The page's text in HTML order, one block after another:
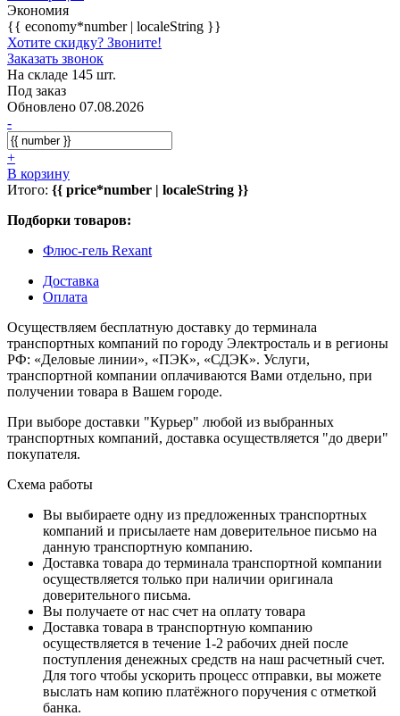
Экономия
{{ economy*number | localeString }}
Хотите скидку? Звоните!
Заказать звонок
На складе 145 шт.
Под заказ
Обновлено 07.08.2026
-
+
В корзину
Итого: {{ price*number | localeString }}
Подборки товаров:
Флюс-гель Rexant
Доставка
Оплата
Осуществляем бесплатную доставку до терминала
транспортных компаний по городу Электросталь и в регионы
РФ: «Деловые линии», «ПЭК», «СДЭК». Услуги,
транспортной компании оплачиваются Вами отдельно, при
получении товара в Вашем городе.
При выборе доставки "Курьер" любой из выбранных
транспортных компаний, доставка осуществляется "до двери"
покупателя.
Схема работы
Вы выбираете одну из предложенных транспортных
компаний и присылаете нам доверительное письмо на
данную транспортную компанию.
Доставка товара до терминала транспортной компании
осуществляется только при наличии оригинала
доверительного письма.
Вы получаете от нас счет на оплату товара
Доставка товара в транспортную компанию
осуществляется в течение 1-2 рабочих дней после
поступления денежных средств на наш расчетный счет.
Для того чтобы ускорить процесс отправки, вы можете
выслать нам копию платёжного поручения с отметкой
банка.